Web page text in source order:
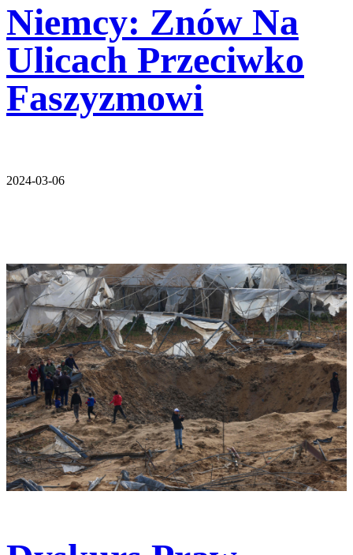
Niemcy: Znów Na
Ulicach Przeciwko
Faszyzmowi
2024-03-06